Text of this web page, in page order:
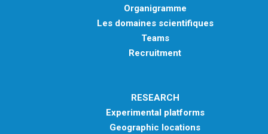
Organigramme
Les domaines scientifiques
Teams
Recruitment
RESEARCH
Experimental platforms
Geographic locations